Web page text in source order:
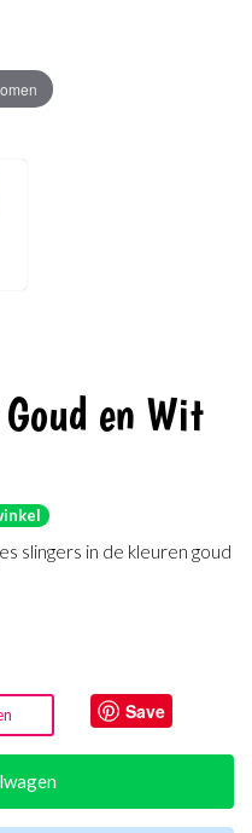
en Wit
slingers in de kleuren goud
Save